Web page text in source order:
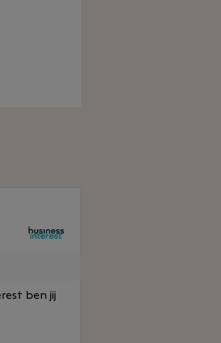
ben jij